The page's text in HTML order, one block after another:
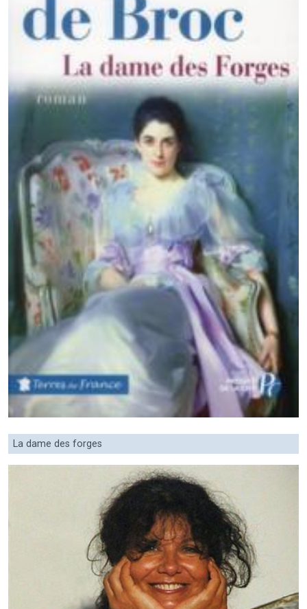
La dame des forges